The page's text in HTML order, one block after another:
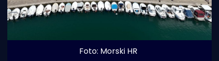
Foto: Morski HR